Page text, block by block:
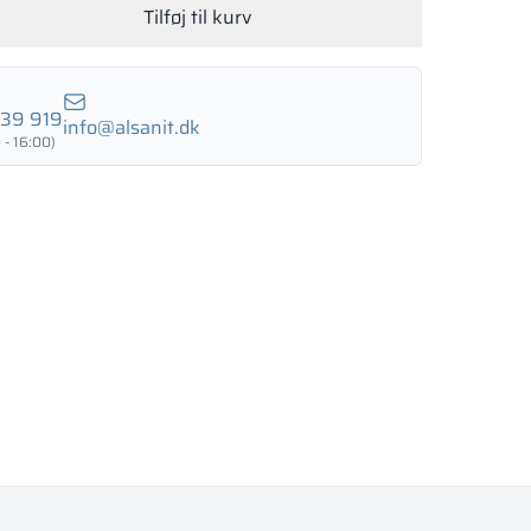
Tilføj til kurv
919
16:00) info@alsanit.dk
WILD OAK